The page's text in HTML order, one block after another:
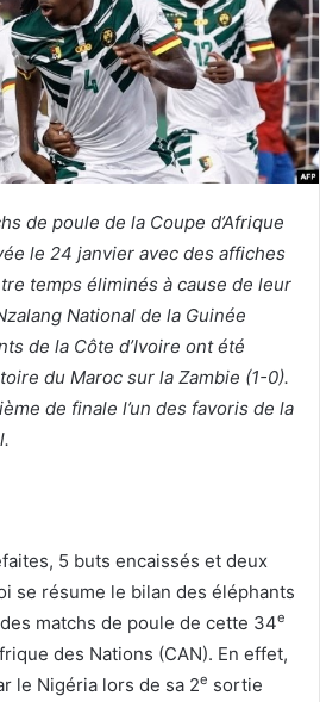
de poule de la Coupe d’Afrique
le 24 janvier avec des affiches
temps éliminés à cause de leur
National de la Guinée
de la Côte d’Ivoire ont été
du Maroc sur la Zambie (1-0).
de finale l’un des favoris de la
5 buts encaissés et deux
se résume le bilan des éléphants
matchs de poule de cette 34e
des Nations (CAN). En effet,
le Nigéria lors de sa 2e sortie